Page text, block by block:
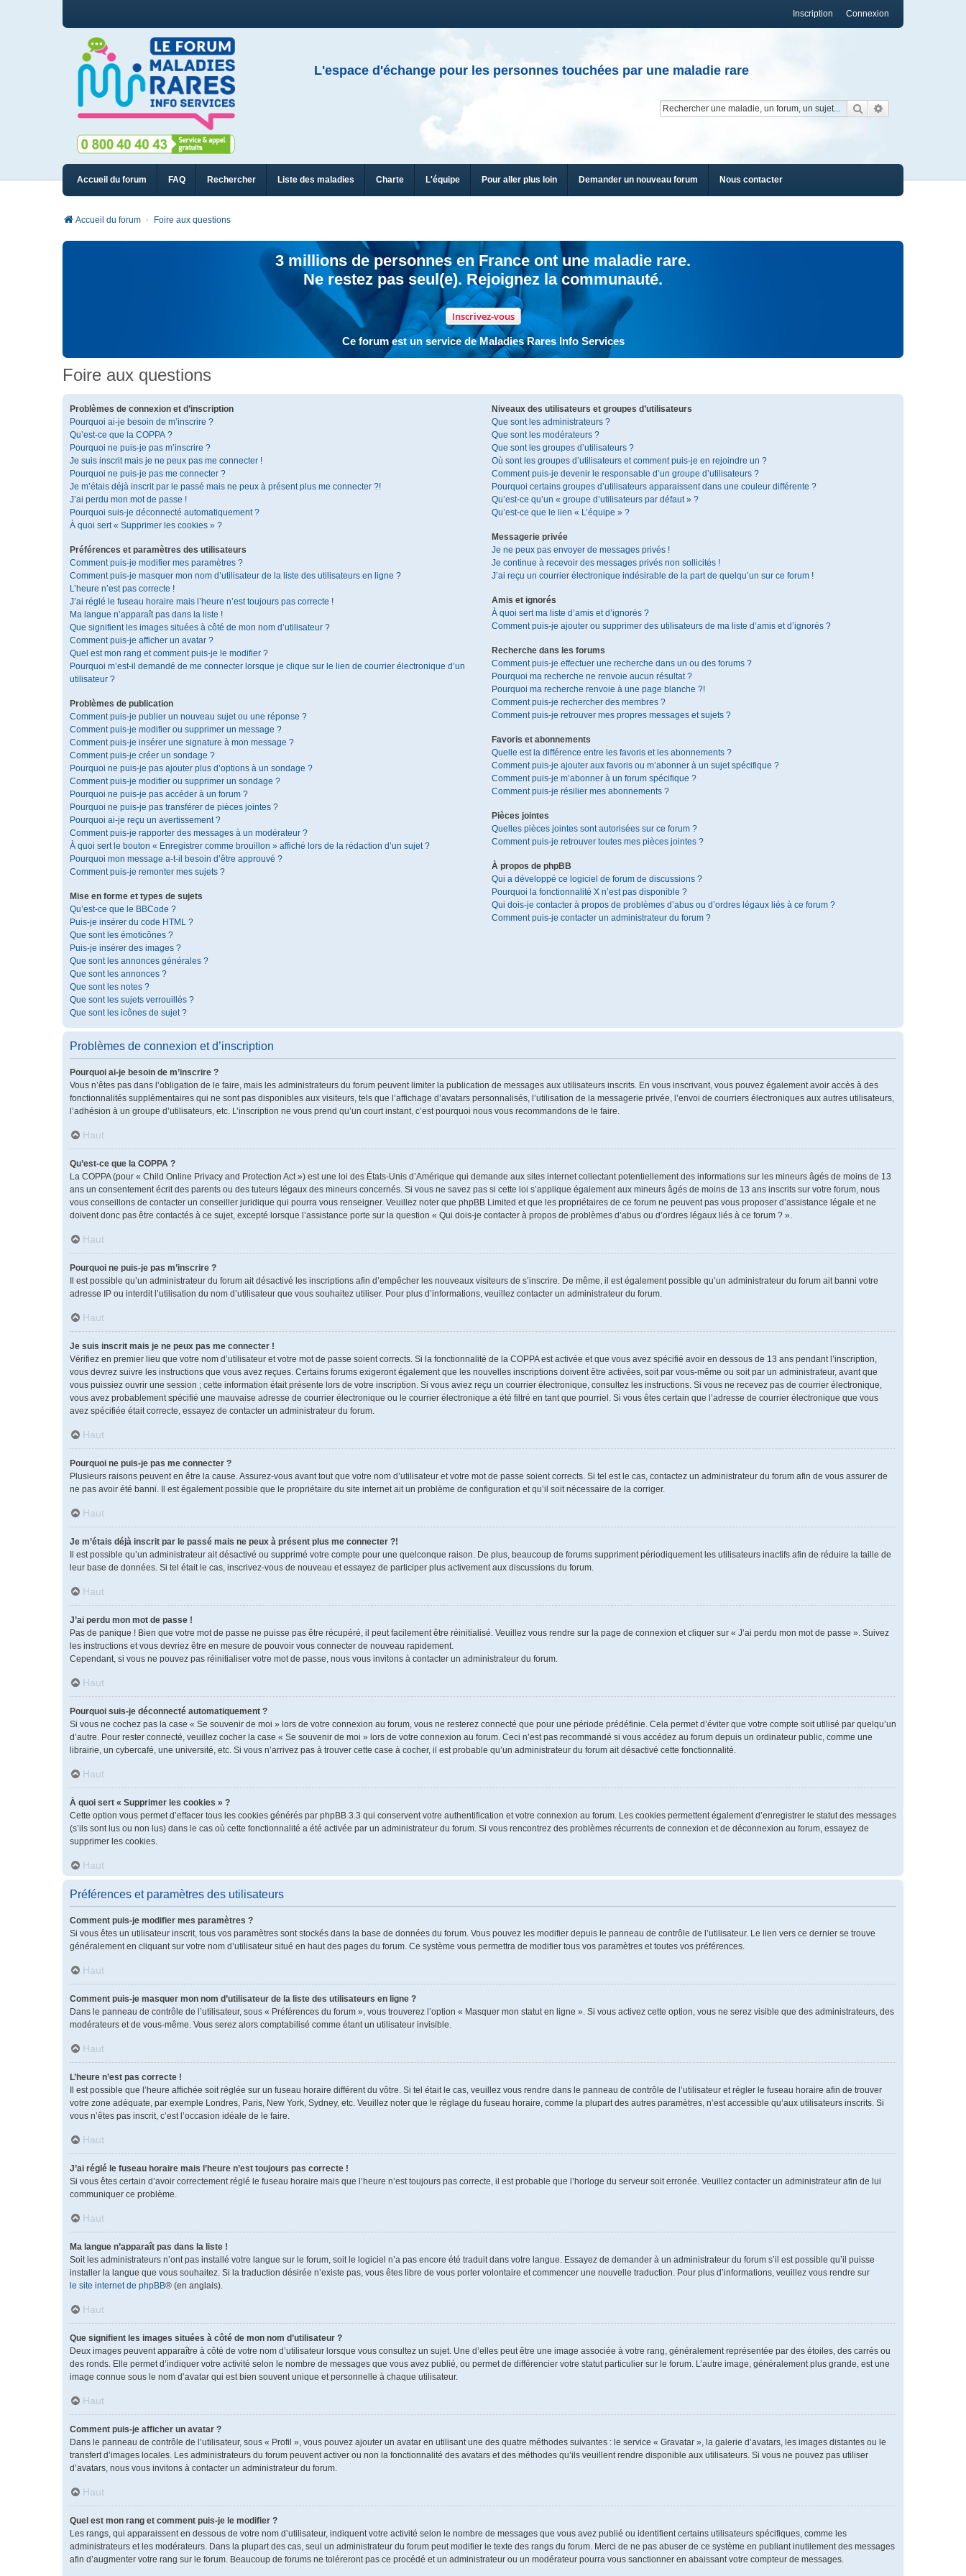
Connexion
Inscription
L'espace d'échange pour les personnes touchées par une maladie rare
Rechercher
Accueil du forum FAQ Rechercher Liste des maladies Charte L'équipe Pour aller plus loin Demander un nouveau forum Nous contacter
Accueil du forum Foire aux questions
3 millions de personnes en France ont une maladie rare.
Ne restez pas seul(e). Rejoignez la communauté.
Inscrivez-vous
Ce forum est un service de Maladies Rares Info Services
Foire aux questions
Problèmes de connexion et d’inscription
Pourquoi ai-je besoin de m’inscrire ?
Qu’est-ce que la COPPA ?
Pourquoi ne puis-je pas m’inscrire ?
Je suis inscrit mais je ne peux pas me connecter !
Pourquoi ne puis-je pas me connecter ?
Je m’étais déjà inscrit par le passé mais ne peux à présent plus me connecter ?!
J’ai perdu mon mot de passe !
Pourquoi suis-je déconnecté automatiquement ?
À quoi sert « Supprimer les cookies » ?
Préférences et paramètres des utilisateurs
Comment puis-je modifier mes paramètres ?
Comment puis-je masquer mon nom d’utilisateur de la liste des utilisateurs en ligne ?
L’heure n’est pas correcte !
J’ai réglé le fuseau horaire mais l’heure n’est toujours pas correcte !
Ma langue n’apparaît pas dans la liste !
Que signifient les images situées à côté de mon nom d’utilisateur ?
Comment puis-je afficher un avatar ?
Quel est mon rang et comment puis-je le modifier ?
Pourquoi m’est-il demandé de me connecter lorsque je clique sur le lien de courrier électronique d’un
utilisateur ?
Problèmes de publication
Comment puis-je publier un nouveau sujet ou une réponse ?
Comment puis-je modifier ou supprimer un message ?
Comment puis-je insérer une signature à mon message ?
Comment puis-je créer un sondage ?
Pourquoi ne puis-je pas ajouter plus d’options à un sondage ?
Comment puis-je modifier ou supprimer un sondage ?
Pourquoi ne puis-je pas accéder à un forum ?
Pourquoi ne puis-je pas transférer de pièces jointes ?
Pourquoi ai-je reçu un avertissement ?
Comment puis-je rapporter des messages à un modérateur ?
À quoi sert le bouton « Enregistrer comme brouillon » affiché lors de la rédaction d’un sujet ?
Pourquoi mon message a-t-il besoin d’être approuvé ?
Comment puis-je remonter mes sujets ?
Mise en forme et types de sujets
Qu’est-ce que le BBCode ?
Puis-je insérer du code HTML ?
Que sont les émoticônes ?
Puis-je insérer des images ?
Que sont les annonces générales ?
Que sont les annonces ?
Que sont les notes ?
Que sont les sujets verrouillés ?
Que sont les icônes de sujet ?
Niveaux des utilisateurs et groupes d’utilisateurs
Que sont les administrateurs ?
Que sont les modérateurs ?
Que sont les groupes d’utilisateurs ?
Où sont les groupes d’utilisateurs et comment puis-je en rejoindre un ?
Comment puis-je devenir le responsable d’un groupe d’utilisateurs ?
Pourquoi certains groupes d’utilisateurs apparaissent dans une couleur différente ?
Qu’est-ce qu’un « groupe d’utilisateurs par défaut » ?
Qu’est-ce que le lien « L’équipe » ?
Messagerie privée
Je ne peux pas envoyer de messages privés !
Je continue à recevoir des messages privés non sollicités !
J’ai reçu un courrier électronique indésirable de la part de quelqu’un sur ce forum !
Amis et ignorés
À quoi sert ma liste d’amis et d’ignorés ?
Comment puis-je ajouter ou supprimer des utilisateurs de ma liste d’amis et d’ignorés ?
Recherche dans les forums
Comment puis-je effectuer une recherche dans un ou des forums ?
Pourquoi ma recherche ne renvoie aucun résultat ?
Pourquoi ma recherche renvoie à une page blanche ?!
Comment puis-je rechercher des membres ?
Comment puis-je retrouver mes propres messages et sujets ?
Favoris et abonnements
Quelle est la différence entre les favoris et les abonnements ?
Comment puis-je ajouter aux favoris ou m’abonner à un sujet spécifique ?
Comment puis-je m’abonner à un forum spécifique ?
Comment puis-je résilier mes abonnements ?
Pièces jointes
Quelles pièces jointes sont autorisées sur ce forum ?
Comment puis-je retrouver toutes mes pièces jointes ?
À propos de phpBB
Qui a développé ce logiciel de forum de discussions ?
Pourquoi la fonctionnalité X n’est pas disponible ?
Qui dois-je contacter à propos de problèmes d’abus ou d’ordres légaux liés à ce forum ?
Comment puis-je contacter un administrateur du forum ?
Problèmes de connexion et d’inscription
Pourquoi ai-je besoin de m’inscrire ?
Vous n’êtes pas dans l’obligation de le faire, mais les administrateurs du forum peuvent limiter la publication de messages aux utilisateurs inscrits. En vous inscrivant, vous pouvez également avoir accès à des
fonctionnalités supplémentaires qui ne sont pas disponibles aux visiteurs, tels que l’affichage d’avatars personnalisés, l’utilisation de la messagerie privée, l’envoi de courriers électroniques aux autres utilisateurs,
l’adhésion à un groupe d’utilisateurs, etc. L’inscription ne vous prend qu’un court instant, c’est pourquoi nous vous recommandons de le faire.
Haut
Qu’est-ce que la COPPA ?
La COPPA (pour « Child Online Privacy and Protection Act ») est une loi des États-Unis d’Amérique qui demande aux sites internet collectant potentiellement des informations sur les mineurs âgés de moins de 13
ans un consentement écrit des parents ou des tuteurs légaux des mineurs concernés. Si vous ne savez pas si cette loi s’applique également aux mineurs âgés de moins de 13 ans inscrits sur votre forum, nous
vous conseillons de contacter un conseiller juridique qui pourra vous renseigner. Veuillez noter que phpBB Limited et que les propriétaires de ce forum ne peuvent pas vous proposer d’assistance légale et ne
doivent donc pas être contactés à ce sujet, excepté lorsque l’assistance porte sur la question « Qui dois-je contacter à propos de problèmes d’abus ou d’ordres légaux liés à ce forum ? ».
Haut
Pourquoi ne puis-je pas m’inscrire ?
Il est possible qu’un administrateur du forum ait désactivé les inscriptions afin d’empêcher les nouveaux visiteurs de s’inscrire. De même, il est également possible qu’un administrateur du forum ait banni votre
adresse IP ou interdit l’utilisation du nom d’utilisateur que vous souhaitez utiliser. Pour plus d’informations, veuillez contacter un administrateur du forum.
Haut
Je suis inscrit mais je ne peux pas me connecter !
Vérifiez en premier lieu que votre nom d’utilisateur et votre mot de passe soient corrects. Si la fonctionnalité de la COPPA est activée et que vous avez spécifié avoir en dessous de 13 ans pendant l’inscription,
vous devrez suivre les instructions que vous avez reçues. Certains forums exigeront également que les nouvelles inscriptions doivent être activées, soit par vous-même ou soit par un administrateur, avant que
vous puissiez ouvrir une session ; cette information était présente lors de votre inscription. Si vous aviez reçu un courrier électronique, consultez les instructions. Si vous ne recevez pas de courrier électronique,
vous avez probablement spécifié une mauvaise adresse de courrier électronique ou le courrier électronique a été filtré en tant que pourriel. Si vous êtes certain que l’adresse de courrier électronique que vous
avez spécifiée était correcte, essayez de contacter un administrateur du forum.
Haut
Pourquoi ne puis-je pas me connecter ?
Plusieurs raisons peuvent en être la cause. Assurez-vous avant tout que votre nom d’utilisateur et votre mot de passe soient corrects. Si tel est le cas, contactez un administrateur du forum afin de vous assurer de
ne pas avoir été banni. Il est également possible que le propriétaire du site internet ait un problème de configuration et qu’il soit nécessaire de la corriger.
Haut
Je m’étais déjà inscrit par le passé mais ne peux à présent plus me connecter ?!
Il est possible qu’un administrateur ait désactivé ou supprimé votre compte pour une quelconque raison. De plus, beaucoup de forums suppriment périodiquement les utilisateurs inactifs afin de réduire la taille de
leur base de données. Si tel était le cas, inscrivez-vous de nouveau et essayez de participer plus activement aux discussions du forum.
Haut
J’ai perdu mon mot de passe !
Pas de panique ! Bien que votre mot de passe ne puisse pas être récupéré, il peut facilement être réinitialisé. Veuillez vous rendre sur la page de connexion et cliquer sur « J’ai perdu mon mot de passe ». Suivez
les instructions et vous devriez être en mesure de pouvoir vous connecter de nouveau rapidement.
Cependant, si vous ne pouvez pas réinitialiser votre mot de passe, nous vous invitons à contacter un administrateur du forum.
Haut
Pourquoi suis-je déconnecté automatiquement ?
Si vous ne cochez pas la case « Se souvenir de moi » lors de votre connexion au forum, vous ne resterez connecté que pour une période prédéfinie. Cela permet d’éviter que votre compte soit utilisé par quelqu’un
d’autre. Pour rester connecté, veuillez cocher la case « Se souvenir de moi » lors de votre connexion au forum. Ceci n’est pas recommandé si vous accédez au forum depuis un ordinateur public, comme une
librairie, un cybercafé, une université, etc. Si vous n’arrivez pas à trouver cette case à cocher, il est probable qu’un administrateur du forum ait désactivé cette fonctionnalité.
Haut
À quoi sert « Supprimer les cookies » ?
Cette option vous permet d’effacer tous les cookies générés par phpBB 3.3 qui conservent votre authentification et votre connexion au forum. Les cookies permettent également d’enregistrer le statut des messages
(s’ils sont lus ou non lus) dans le cas où cette fonctionnalité a été activée par un administrateur du forum. Si vous rencontrez des problèmes récurrents de connexion et de déconnexion au forum, essayez de
supprimer les cookies.
Haut
Préférences et paramètres des utilisateurs
Comment puis-je modifier mes paramètres ?
Si vous êtes un utilisateur inscrit, tous vos paramètres sont stockés dans la base de données du forum. Vous pouvez les modifier depuis le panneau de contrôle de l’utilisateur. Le lien vers ce dernier se trouve
généralement en cliquant sur votre nom d’utilisateur situé en haut des pages du forum. Ce système vous permettra de modifier tous vos paramètres et toutes vos préférences.
Haut
Comment puis-je masquer mon nom d’utilisateur de la liste des utilisateurs en ligne ?
Dans le panneau de contrôle de l’utilisateur, sous « Préférences du forum », vous trouverez l’option « Masquer mon statut en ligne ». Si vous activez cette option, vous ne serez visible que des administrateurs, des
modérateurs et de vous-même. Vous serez alors comptabilisé comme étant un utilisateur invisible.
Haut
L’heure n’est pas correcte !
Il est possible que l’heure affichée soit réglée sur un fuseau horaire différent du vôtre. Si tel était le cas, veuillez vous rendre dans le panneau de contrôle de l’utilisateur et régler le fuseau horaire afin de trouver
votre zone adéquate, par exemple Londres, Paris, New York, Sydney, etc. Veuillez noter que le réglage du fuseau horaire, comme la plupart des autres paramètres, n’est accessible qu’aux utilisateurs inscrits. Si
vous n’êtes pas inscrit, c’est l’occasion idéale de le faire.
Haut
J’ai réglé le fuseau horaire mais l’heure n’est toujours pas correcte !
Si vous êtes certain d’avoir correctement réglé le fuseau horaire mais que l’heure n’est toujours pas correcte, il est probable que l’horloge du serveur soit erronée. Veuillez contacter un administrateur afin de lui
communiquer ce problème.
Haut
Ma langue n’apparaît pas dans la liste !
Soit les administrateurs n’ont pas installé votre langue sur le forum, soit le logiciel n’a pas encore été traduit dans votre langue. Essayez de demander à un administrateur du forum s’il est possible qu’il puisse
installer la langue que vous souhaitez. Si la traduction désirée n’existe pas, vous êtes libre de vous porter volontaire et commencer une nouvelle traduction. Pour plus d’informations, veuillez vous rendre sur
le site internet de phpBB® (en anglais).
Haut
Que signifient les images situées à côté de mon nom d’utilisateur ?
Deux images peuvent apparaître à côté de votre nom d’utilisateur lorsque vous consultez un sujet. Une d’elles peut être une image associée à votre rang, généralement représentée par des étoiles, des carrés ou
des ronds. Elle permet d’indiquer votre activité selon le nombre de messages que vous avez publié, ou permet de différencier votre statut particulier sur le forum. L’autre image, généralement plus grande, est une
image connue sous le nom d’avatar qui est bien souvent unique et personnelle à chaque utilisateur.
Haut
Comment puis-je afficher un avatar ?
Dans le panneau de contrôle de l’utilisateur, sous « Profil », vous pouvez ajouter un avatar en utilisant une des quatre méthodes suivantes : le service « Gravatar », la galerie d’avatars, les images distantes ou le
transfert d’images locales. Les administrateurs du forum peuvent activer ou non la fonctionnalité des avatars et des méthodes qu’ils veuillent rendre disponible aux utilisateurs. Si vous ne pouvez pas utiliser
d’avatars, nous vous invitons à contacter un administrateur du forum.
Haut
Quel est mon rang et comment puis-je le modifier ?
Les rangs, qui apparaissent en dessous de votre nom d’utilisateur, indiquent votre activité selon le nombre de messages que vous avez publié ou identifient certains utilisateurs spécifiques, comme les
administrateurs et les modérateurs. Dans la plupart des cas, seul un administrateur du forum peut modifier le texte des rangs du forum. Merci de ne pas abuser de ce système en publiant inutilement des messages
afin d’augmenter votre rang sur le forum. Beaucoup de forums ne toléreront pas ce procédé et un administrateur ou un modérateur pourra vous sanctionner en abaissant votre compteur de messages.